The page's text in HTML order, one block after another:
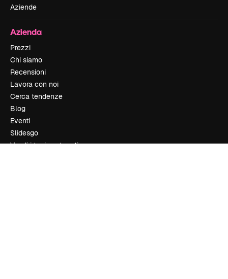
Aziende
Azienda
Prezzi
Chi siamo
Recensioni
Lavora con noi
Cerca tendenze
Blog
Eventi
Slidesgo
Vendi i tuoi contenuti